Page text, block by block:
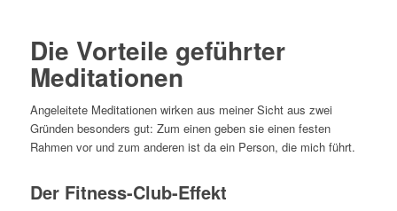
Die Vorteile geführter
Meditationen
Angeleitete Meditationen wirken aus meiner Sicht aus zwei
Gründen besonders gut: Zum einen geben sie einen festen
Rahmen vor und zum anderen ist da ein Person, die mich führt.
Der Fitness-Club-Effekt